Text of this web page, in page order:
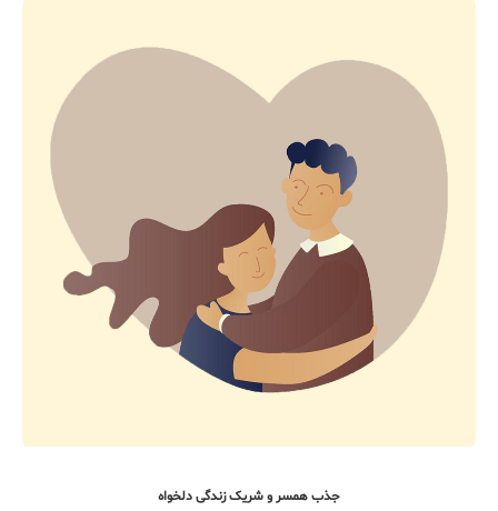
جذب همسر و شریک زندگی دلخواه